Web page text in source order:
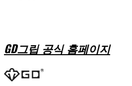
GD그립 공식 홈페이지